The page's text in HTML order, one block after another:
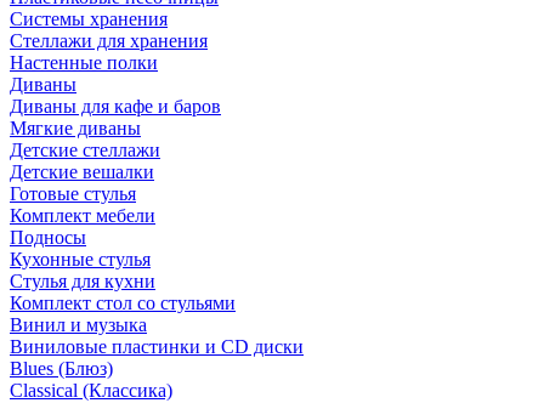
Системы хранения
Стеллажи для хранения
Настенные полки
Диваны
Диваны для кафе и баров
Мягкие диваны
Детские стеллажи
Детские вешалки
Готовые стулья
Комплект мебели
Подносы
Кухонные стулья
Стулья для кухни
Комплект стол со стульями
Винил и музыка
Виниловые пластинки и CD диски
Blues (Блюз)
Classical (Классика)